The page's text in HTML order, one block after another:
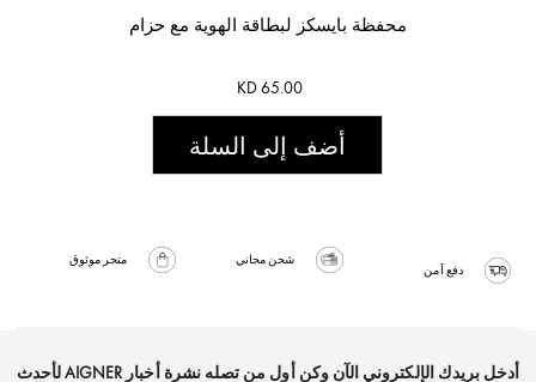
محفظة بايسكز لبطاقة الهوية مع حزام
KD 65.00
أضف إلى السلة